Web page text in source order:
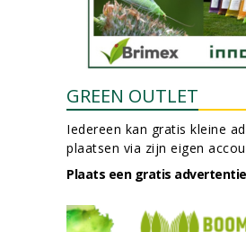
GREEN OUTLET
Iedereen kan gratis kleine
plaatsen via zijn eigen
Plaats een gratis advertentie